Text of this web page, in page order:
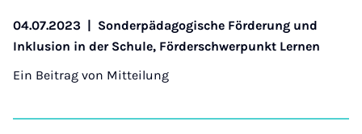
04.07.2023 | Sonderpädagogische Förderung und
Inklusion in der Schule, Förderschwerpunkt Lernen
Ein Beitrag von Mitteilung